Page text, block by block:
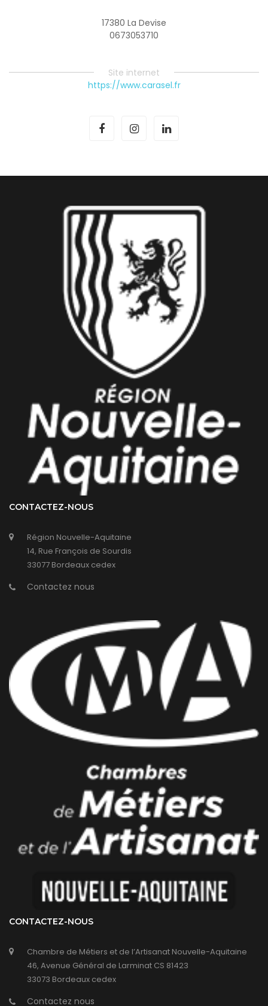
17380 La Devise
0673053710
Site internet
https://www.carasel.fr
CONTACTEZ-NOUS
Région Nouvelle-Aquitaine
14, Rue François de Sourdis
33077 Bordeaux cedex
Contactez nous
CONTACTEZ-NOUS
Chambre de Métiers et de l’Artisanat Nouvelle-Aquitaine
46, Avenue Général de Larminat CS 81423
33073 Bordeaux cedex
Contactez nous